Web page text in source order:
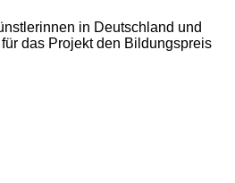
in Deutschland und
das Projekt den Bildungspreis